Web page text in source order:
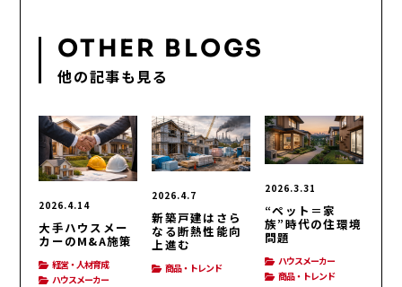
OTHER BLOGS
他の記事も見る
2026.4.14
大手ハウスメー
カーのM&A施策
経営・人材育成
ハウスメーカー
2026.4.7
新築戸建はさら
なる断熱性能向
上進む
商品・トレンド
2026.3.31
“ペット＝家
族”時代の住環境
問題
ハウスメーカー
商品・トレンド